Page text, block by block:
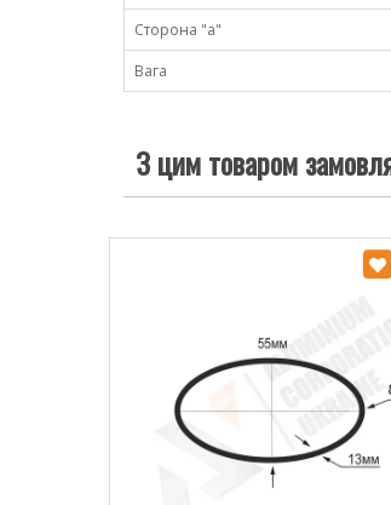
Сторона "а"
Вага
З цим товаром